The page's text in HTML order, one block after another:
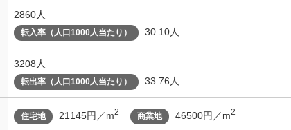
2860人
転入率（人口1000人当たり） 30.10人
3208人
転出率（人口1000人当たり） 33.76人
住宅地 21145円／m2 商業地 46500円／m2